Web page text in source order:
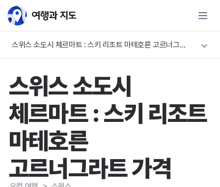
스위스 소도시 체르마트 : 스키 리조트 마테호른 고르너그라트 가격
스위스 소도시
체르마트 : 스키 리조트
마테호른
고르너그라트 가격